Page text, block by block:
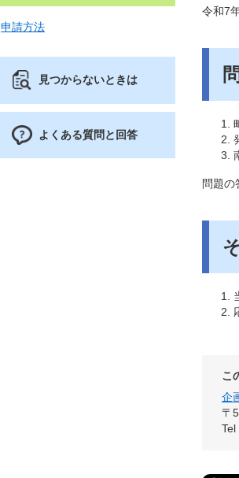
令和7
問題の
こ
企
〒
Tel
申請方法
見つからないときは
よくある質問と回答